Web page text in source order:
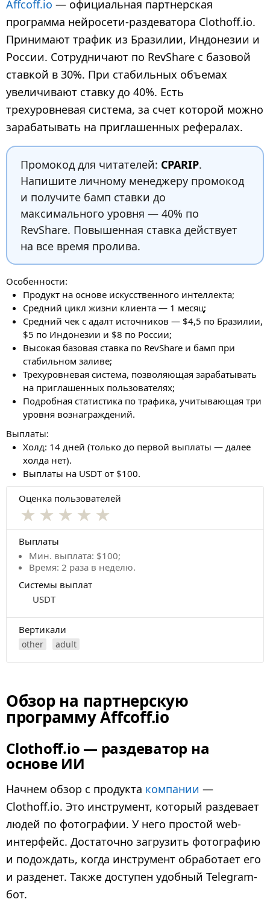
Оценка пользователей
★ ★ ★ ★ ★
Выплаты
Мин. выплата: $100;
Время: 2 раза в неделю.
Системы выплат
USDT
Вертикали
other adult
Affcoff.io — официальная партнерская
программа нейросети-раздеватора Clothoff.io.
Принимают трафик из Бразилии, Индонезии и
России. Сотрудничают по RevShare с базовой
ставкой в 30%. При стабильных объемах
увеличивают ставку до 40%. Есть
трехуровневая система, за счет которой можно
зарабатывать на приглашенных рефералах.
Промокод для читателей: CPARIP.
Напишите личному менеджеру промокод
и получите бамп ставки до
максимального уровня — 40% по
RevShare. Повышенная ставка действует
на все время пролива.
Особенности:
Продукт на основе искусственного интеллекта;
Средний цикл жизни клиента — 1 месяц;
Средний чек с адалт источников — $4,5 по Бразилии,
$5 по Индонезии и $8 по России;
Высокая базовая ставка по RevShare и бамп при
стабильном заливе;
Трехуровневая система, позволяющая зарабатывать
на приглашенных пользователях;
Подробная статистика по трафика, учитывающая три
уровня вознаграждений.
Выплаты:
Холд: 14 дней (только до первой выплаты — далее
холда нет).
Выплаты на USDT от $100.
Обзор на партнерскую
программу Affcoff.io
Clothoff.io — раздеватор на
основе ИИ
Начнем обзор с продукта компании —
Clothoff.io. Это инструмент, который раздевает
людей по фотографии. У него простой web-
интерфейс. Достаточно загрузить фотографию
и подождать, когда инструмент обработает его
и разденет. Также доступен удобный Telegram-
бот.